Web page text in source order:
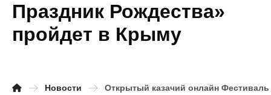
Праздник Рождества»
пройдет в Крыму
Новости
Открытый казачий онлайн